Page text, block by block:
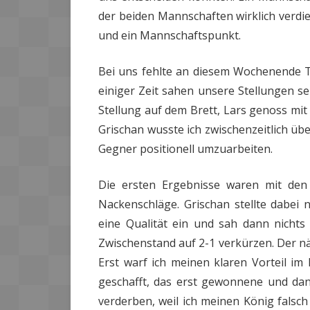
der beiden Mannschaften wirklich
und ein Mannschaftspunkt.
Bei uns fehlte an diesem
einiger Zeit sahen unsere Stellungen
Stellung auf dem Brett, Lars genoss
Grischan wusste ich zwischenzeitlich
Gegner positionell umzuarbeiten.
Die ersten Ergebnisse waren mit
Nackenschläge. Grischan stellte
eine Qualität ein und sah dann
Zwischenstand auf 2-1 verkürzen. Der
Erst warf ich meinen klaren Vorteil
geschafft, das erst gewonnene und
verderben, weil ich meinen König